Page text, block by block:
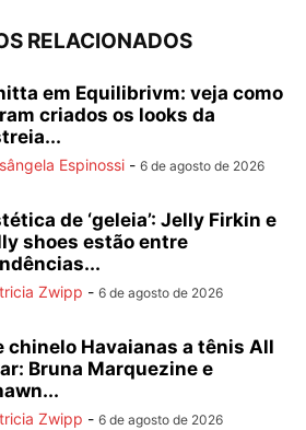
RELACIONADOS
em Equilibrivm: veja como
criados os looks da
Espinossi - 6 de agosto de 2026
de ‘geleia’: Jelly Firkin e
shoes estão entre
Zwipp - 6 de agosto de 2026
chinelo Havaianas a tênis All
Bruna Marquezine e
Zwipp - 6 de agosto de 2026